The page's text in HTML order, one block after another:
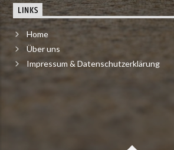
LINKS
Home
Über uns
Impressum & Datenschutzerklärung